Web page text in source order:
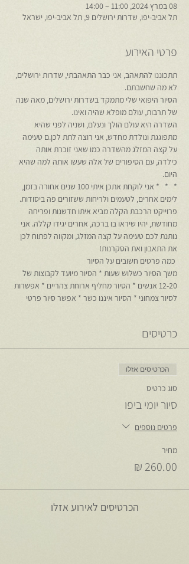
08 במרץ 2024, 11:00 – 14:00
תל אביב-יפו, שדרות ירושלים 9, תל אביב-יפו, ישראל
פרטי האירוע
תתכוננו להתאהב, אני כבר התאהבתי, שדרות ירושלים,
לא מה שחשבתם.
הסיור היפואי שלי מתמקד בשדרות ירושלים, מאה שנה
של תרבות, עולם מופלא שהיה ואינו.
השדרה היא עולם הולך ונעלם, ושניה לפני שהיא
מתפוגגת ונולדת מחדש, אני רוצה לתת לכן.ם טעימה
על קצה המזלג מהשדרה כמו שאני זוכרת אותה
כילדה, עם הסיפורים של אלה שעשו אותה למה שהיא
היום.
*   *   * אני לוקחת אתכן איתי 100 שנים אחורה בזמן,
לימים אחרים, לטעמים ולריחות ששזורים פה ביסודות.
פרוייקט הרכבת הקלה מביא איתו חדשנות ופריחה
מחודשת, יהיו שיראו בו ברכה, אחרים יגידו קללה. אני
נותנת לכם טעימה על קצה המזלג, ומקווה לפתוח לכן
את התאבון ואת הסקרנות!
כמה פרטים חשובים על הסיור
משך הסיור כשלוש שעות * הסיור מיועד לקבוצות של
12-20 אנשים * הסיור מחליף ארוחת צהריים * אפשרות
לסיור צמחוני * הסיור איננו כשר * אפשר סיור פרטי
כרטיסים
הכרטיסים אזלו
סוג כרטיס
סיור יומי ביפו
פרטים נוספים
מחיר
הכרטיסים לאירוע אזלו